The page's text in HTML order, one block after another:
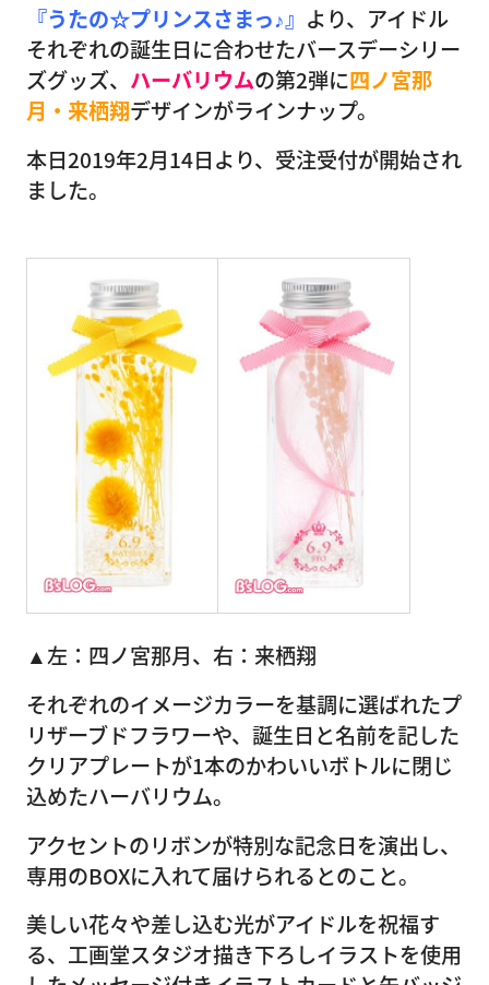
『うたの☆プリンスさまっ♪』 より、アイドル
それぞれの誕生日に合わせたバースデーシリー
ズグッズ、 ハーバリウムの第2弾に四ノ宮那
月・来栖翔デザインがラインナップ。
本日2019年2月14日より、受注受付が開始され
ました。
▲左：四ノ宮那月、右：来栖翔
それぞれのイメージカラーを基調に選ばれたプ
リザーブドフラワーや、誕生日と名前を記した
クリアプレートが1本のかわいいボトルに閉じ
込めたハーバリウム。
アクセントのリボンが特別な記念日を演出し、
専用のBOXに入れて届けられるとのこと。
美しい花々や差し込む光がアイドルを祝福す
る、工画堂スタジオ描き下ろしイラストを使用